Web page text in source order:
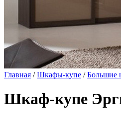
Главная /Шкафы-купе /Большие
Шкаф-купе